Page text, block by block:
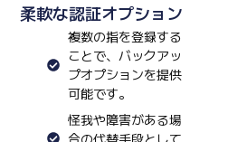
柔軟な認証オプション
複数の指を登録する
ことで、バックアッ
プオプションを提供
可能です。
怪我や障害がある場
合の代替手段として